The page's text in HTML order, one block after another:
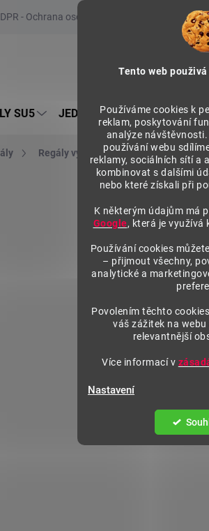
Tento web
Používáme cookies k
reklam, poskytování
analýze
používání webu
reklamy, sociálních sítí a
kombinovat s dalšími
nebo které získali při
K některým údajům má
Google, která je využívá
Používání cookies
– přijmout všechny,
analytické a
Povolením těchto
váš zážitek na
relevantnější
Více informací v
Nastavení
- Ochrana osobních údajů Prohlášení o
SU5 JEDNOSTRANNÉ REGÁLY
Regály výška 1576 mm, přídavné